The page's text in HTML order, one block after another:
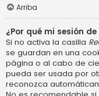
Arriba
¿Por qué mi sesión
Si no activa la casilla
se guardan en una
página o al cabo de
pueda ser usada por
reconozca